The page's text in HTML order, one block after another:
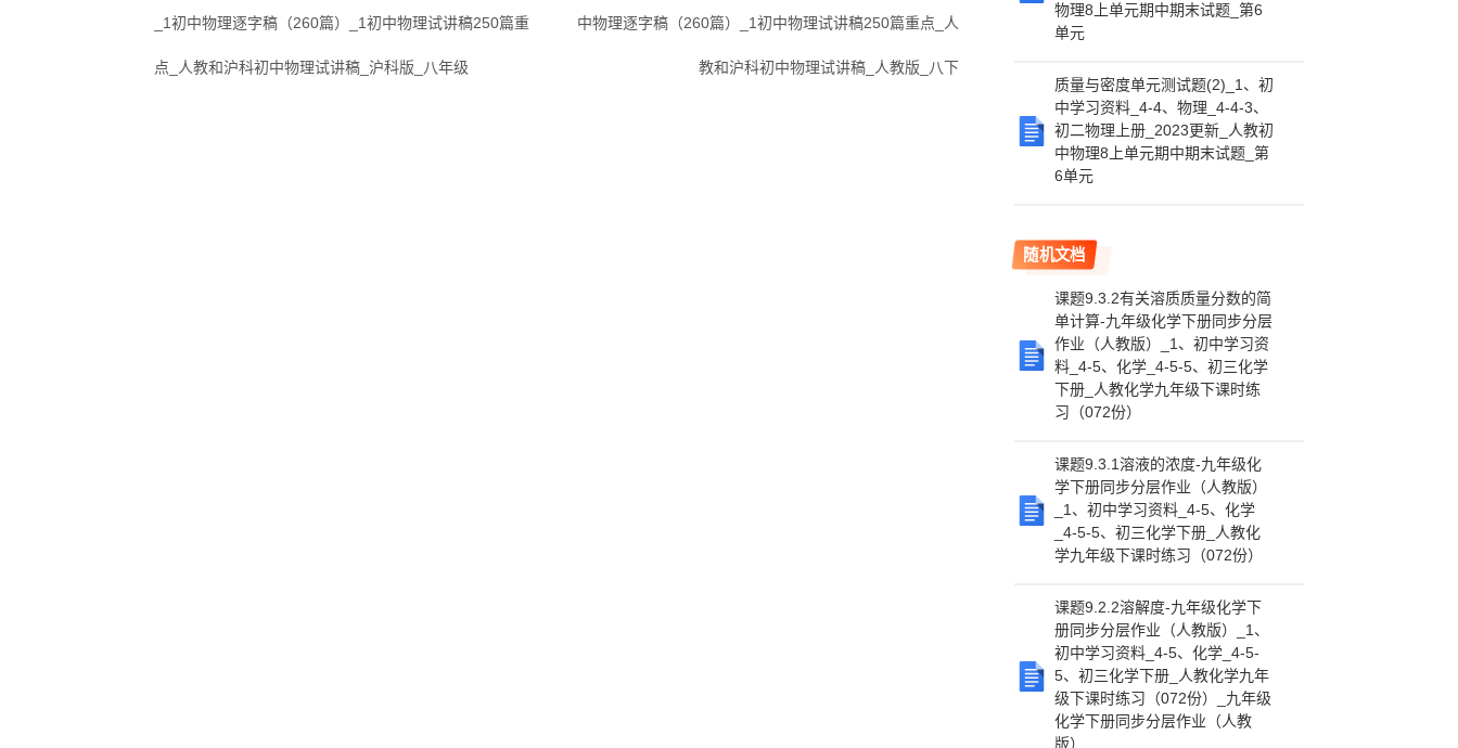
_1初中物理逐字稿（260篇）_1初中物理试讲稿250篇重
点_人教和沪科初中物理试讲稿_沪科版_八年级
中物理逐字稿（260篇）_1初中物理试讲稿250篇重点_人
教和沪科初中物理试讲稿_人教版_八下
物理8上单元期中期末试题_第6
单元
质量与密度单元测试题(2)_1、初
中学习资料_4-4、物理_4-4-3、
初二物理上册_2023更新_人教初
中物理8上单元期中期末试题_第
6单元
随机文档
课题9.3.2有关溶质质量分数的简
单计算-九年级化学下册同步分层
作业（人教版）_1、初中学习资
料_4-5、化学_4-5-5、初三化学
下册_人教化学九年级下课时练
习（072份）
课题9.3.1溶液的浓度-九年级化
学下册同步分层作业（人教版）
_1、初中学习资料_4-5、化学
_4-5-5、初三化学下册_人教化
学九年级下课时练习（072份）
课题9.2.2溶解度-九年级化学下
册同步分层作业（人教版）_1、
初中学习资料_4-5、化学_4-5-
5、初三化学下册_人教化学九年
级下课时练习（072份）_九年级
化学下册同步分层作业（人教
版）